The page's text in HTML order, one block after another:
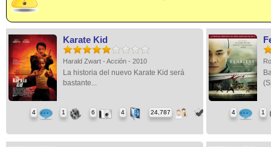
Karate Kid
Harald Zwart - Acción - 2010
La historia del nuevo Karate Kid será
bastante...
4 1 6 4 24,787 4 1